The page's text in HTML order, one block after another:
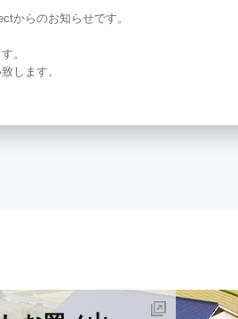
からのお知らせです。
。
します。